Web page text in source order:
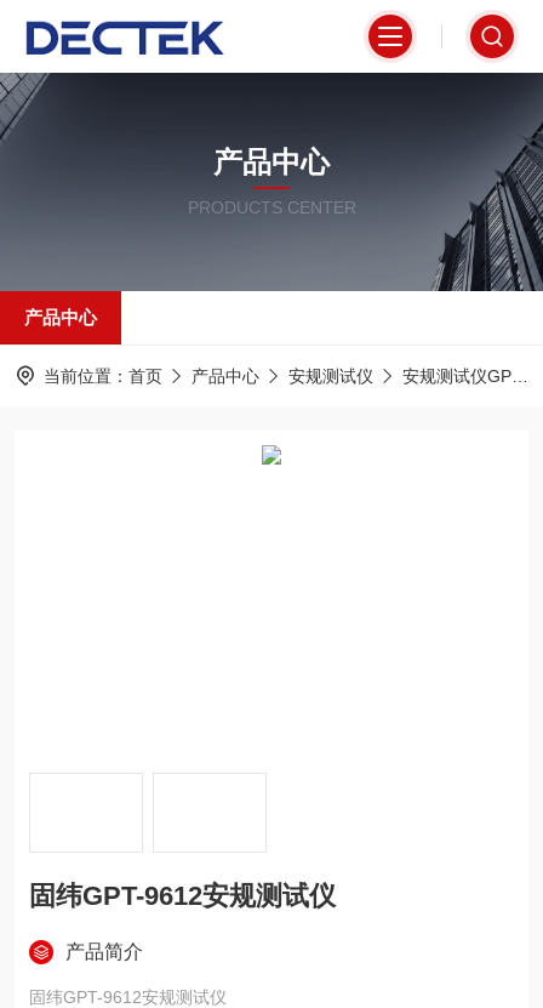
产品中心
PRODUCTS CENTER
产品中心
当前位置： 首页 产品中心 安规测试仪 安规测试仪GPT-9600系列
固纬GPT-9612安规测试仪
产品简介
固纬GPT-9612安规测试仪